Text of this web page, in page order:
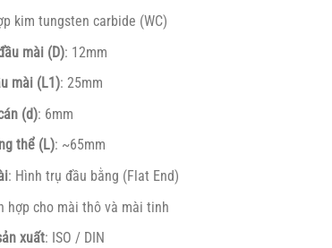
kim tungsten carbide (WC)
mài (D): 12mm
mài (L1): 25mm
(d): 6mm
thể (L): ~65mm
: Hình trụ đầu bằng (Flat End)
hợp cho mài thô và mài tinh
xuất: ISO / DIN